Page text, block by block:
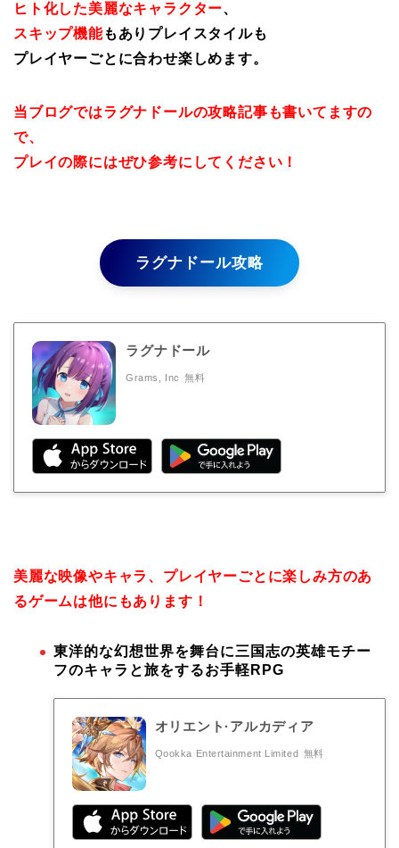
ヒト化した美麗なキャラクター、
スキップ機能もありプレイスタイルも
プレイヤーごとに合わせ楽しめます。
当ブログではラグナドールの攻略記事も書いてますの
で、
プレイの際にはぜひ参考にしてください！
ラグナドール攻略
ラグナドール
Grams, Inc 無料
美麗な映像やキャラ、プレイヤーごとに楽しみ方のあ
るゲームは他にもあります！
東洋的な幻想世界を舞台に三国志の英雄モチー
フのキャラと旅をするお手軽RPG
オリエント·アルカディア
Qookka Entertainment Limited 無料